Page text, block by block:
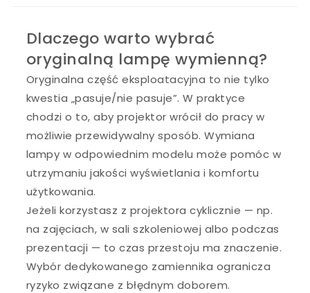
Dlaczego warto wybrać
oryginalną lampę wymienną?
Oryginalna część eksploatacyjna to nie tylko
kwestia „pasuje/nie pasuje”. W praktyce
chodzi o to, aby projektor wrócił do pracy w
możliwie przewidywalny sposób. Wymiana
lampy w odpowiednim modelu może pomóc w
utrzymaniu jakości wyświetlania i komfortu
użytkowania.
Jeżeli korzystasz z projektora cyklicznie — np.
na zajęciach, w sali szkoleniowej albo podczas
prezentacji — to czas przestoju ma znaczenie.
Wybór dedykowanego zamiennika ogranicza
ryzyko związane z błędnym doborem.